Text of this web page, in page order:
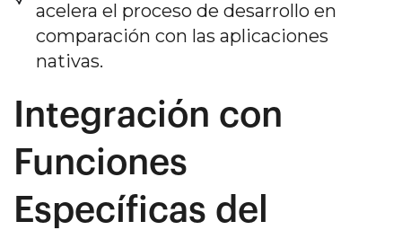
acelera el proceso de desarrollo en
comparación con las aplicaciones
nativas.
Integración con
Funciones
Específicas del